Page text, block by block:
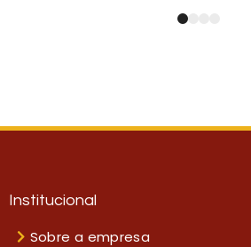
Institucional
Sobre a empresa